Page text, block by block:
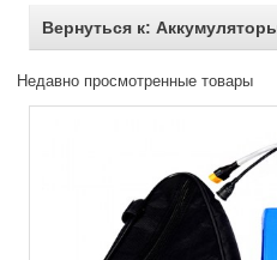
Вернуться к:
Недавно просмотренные товары